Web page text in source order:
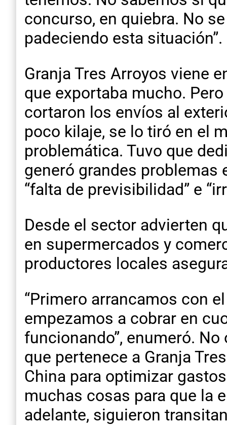
concurso, en quiebra. No
padeciendo esta situación”.
Granja Tres Arroyos viene
que exportaba mucho.
cortaron los envíos al
poco kilaje, se lo tiró en el
problemática. Tuvo que
generó grandes problemas
“falta de previsibilidad” e
Desde el sector advierten
en supermercados y
productores locales
“Primero arrancamos con
empezamos a cobrar en
funcionando”, enumeró.
que pertenece a Granja
China para optimizar
muchas cosas para que la
adelante, siguieron